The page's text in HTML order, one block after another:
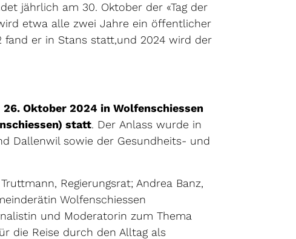
jährlich am 30. Oktober der «Tag der
etwa alle zwei Jahre ein öffentlicher
fand er in Stans statt,und 2024 wird der
26. Oktober 2024 in Wolfenschiessen
statt. Der Anlass wurde in
Dallenwil sowie der Gesundheits- und
Regierungsrat; Andrea Banz,
Wolfenschiessen
und Moderatorin zum Thema
die Reise durch den Alltag als